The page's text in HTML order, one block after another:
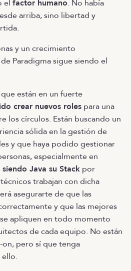
el factor humano. No había
arriba, sino libertad y
y un crecimiento
Paradigma sigue siendo el
están en un fuerte
crear nuevos roles para una
los círculos. Están buscando un
sólida en la gestión de
y que haya podido gestionar
especialmente en
siendo Java su Stack por
trabajan con dicha
asegurarte de que las
y que las mejores
apliquen en todo momento
de cada equipo. No están
pero sí que tenga